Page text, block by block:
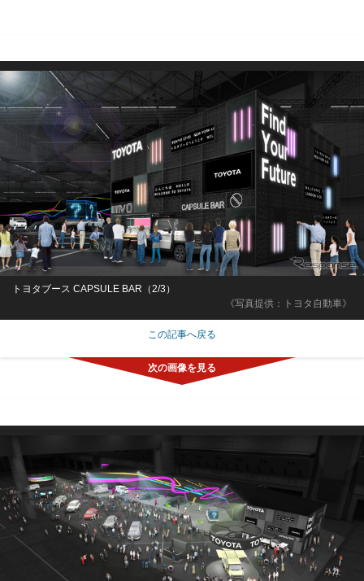
《写真提供：トヨタ自動車》
トヨタブース CAPSULE BAR（2/3）
この記事へ戻る